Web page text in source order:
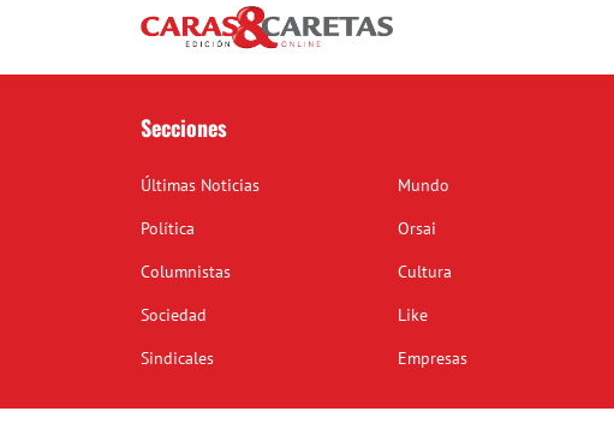
Secciones
Últimas Noticias
Política
Columnistas
Sociedad
Sindicales
Mundo
Orsai
Cultura
Like
Empresas